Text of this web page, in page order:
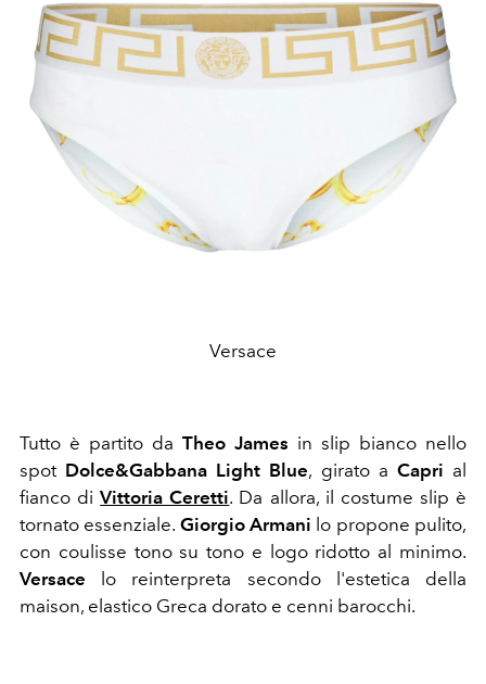
Versace
Tutto è partito da Theo James in slip bianco nello
spot Dolce&Gabbana Light Blue, girato a Capri al
fianco diVittoria Ceretti. Da allora, il costume slip è
tornato essenziale. Giorgio Armani lo propone pulito,
con coulisse tono su tono e logo ridotto al minimo.
Versace lo reinterpreta secondo l'estetica della
maison, elastico Greca dorato e cenni barocchi.